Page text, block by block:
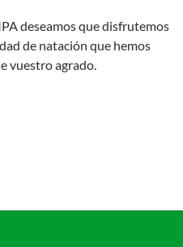
deseamos que disfrutemos
de natación que hemos
vuestro agrado.